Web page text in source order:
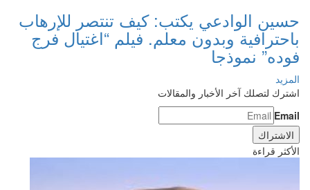
حسين الوادعي يكتب: كيف تنتصر للإرهاب
باحترافية وبدون معلم. فيلم “اغتيال فرج
فوده” نموذجا
المزيد
اشترك لتصلك آخر الأخبار والمقالات
Email
الأكثر قراءة